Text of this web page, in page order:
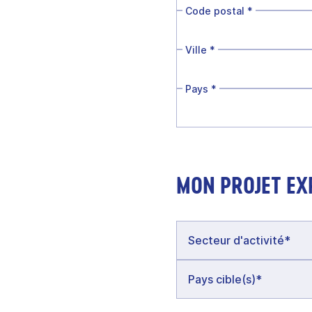
Code postal *
Ville *
Pays *
MON PROJET